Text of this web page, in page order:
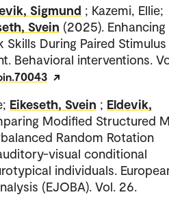
Sigmund ; Kazemi, Ellie;
Svein (2025). Enhancing
Skills During Paired Stimulus
Behavioral interventions.
Eikeseth, Svein ; Eldevik,
Modified Structured
Random Rotation
visual conditional
individuals.
(EJOBA). Vol. 26.